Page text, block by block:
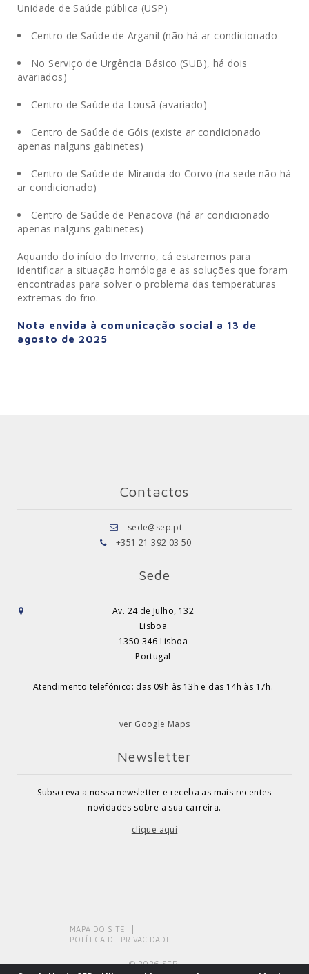
Unidade de Saúde pública (USP)
Centro de Saúde de Arganil (não há ar condicionado
No Serviço de Urgência Básico (SUB), há dois
avariados)
Centro de Saúde da Lousã (avariado)
Centro de Saúde de Góis (existe ar condicionado
apenas nalguns gabinetes)
Centro de Saúde de Miranda do Corvo (na sede não há
ar condicionado)
Centro de Saúde de Penacova (há ar condicionado
apenas nalguns gabinetes)
Aquando do início do Inverno, cá estaremos para
identificar a situação homóloga e as soluções que foram
encontradas para solver o problema das temperaturas
extremas do frio.
Nota envida à comunicação social a 13 de
agosto de 2025
Contactos
sede@sep.pt
+351 21 392 03 50
Sede
Av. 24 de Julho, 132
Lisboa
1350-346 Lisboa
Portugal
Atendimento telefónico: das 09h às 13h e das 14h às 17h.
ver Google Maps
Newsletter
Subscreva a nossa newsletter e receba as mais recentes
novidades sobre a sua carreira.
clique aqui
MAPA DO SITE
POLÍTICA DE PRIVACIDADE
© 2026 SEP.